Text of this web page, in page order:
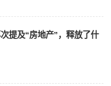
提及“房地产”，释放了什